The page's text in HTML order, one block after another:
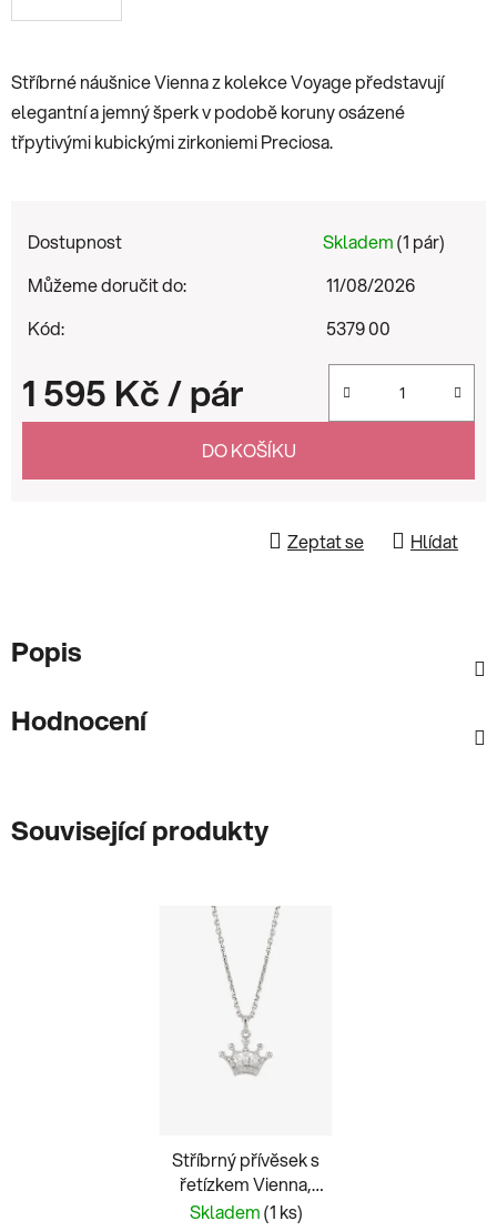
Stříbrné náušnice Vienna z kolekce Voyage představují
elegantní a jemný šperk v podobě koruny osázené
třpytivými kubickými zirkoniemi Preciosa.
Dostupnost Skladem(1 pár)
Můžeme doručit do:
11/08/2026
Kód:
5379 00
1 595 Kč/ pár
Měrná cena:
DO KOŠÍKU
Zeptat se Hlídat
Popis
Hodnocení
Související produkty
Stříbrný přívěsek s
řetízkem Vienna,
korunka s kubickou
Skladem(1 ks)